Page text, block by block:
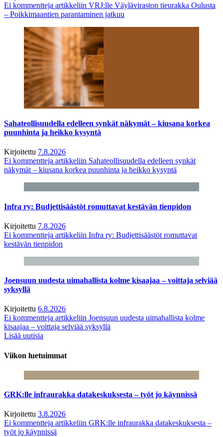
Ei kommentteja artikkeliin VRJ:lle Väyläviraston tieurakka Oulusta
– Poikkimaantien parantaminen jatkuu
Sahateollisuudella edelleen synkät näkymät – kiusana korkea
puunhinta ja heikko kysyntä
Kirjoitettu 7.8.2026
Ei kommentteja artikkeliin Sahateollisuudella edelleen synkät
näkymät – kiusana korkea puunhinta ja heikko kysyntä
Infra ry: Budjettisäästöt romuttavat kestävän tienpidon
Kirjoitettu 7.8.2026
Ei kommentteja artikkeliin Infra ry: Budjettisäästöt romuttavat
kestävän tienpidon
Joensuun uudesta uimahallista kolme kisaajaa – voittaja selviää
syksyllä
Kirjoitettu 6.8.2026
Ei kommentteja artikkeliin Joensuun uudesta uimahallista kolme
kisaajaa – voittaja selviää syksyllä
Lisää uutisia
Viikon luetuimmat
GRK:lle infraurakka datakeskuksesta – työt jo käynnissä
Kirjoitettu 3.8.2026
Ei kommentteja artikkeliin GRK:lle infraurakka datakeskuksesta –
työt jo käynnissä